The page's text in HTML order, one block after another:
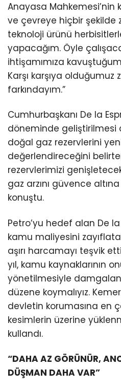
Anayasa Mahkemesi’nin
ve çevreye hiçbir şekilde
teknoloji ürünü
yapacağım. Öyle
ihtişamımıza
Karşı karşıya
farkındayım.”
Cumhurbaşkanı De la
döneminde geliştirilmesi
doğal gaz rezervlerini
değerlendireceğini
rezervlerimizi
gaz arzını güvence
konuştu.
Petro’yu hedef alan De
kamu maliyesini
aşırı harcamayı teşvik
yıl, kamu kaynaklarının
yönetilmesiyle
düzene koymalıyız.
devletin korumasına en
kesimlerin üzerine
kullandı.
“DAHA AZ GÖRÜNÜR,
DÜŞMAN DAHA VAR”